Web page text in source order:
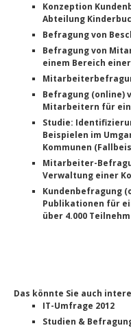
Konzeption
Abteilung
Befragung von
Befragung von
einem Bereich
Befragung (online)
Mitarbeitern für
Studie:
Beispielen im
Kommunen
Mitarbeiter-
Verwaltung einer
Kundenbefragung
Publikationen für
über 4.000
Das könnte Sie auch
IT-Umfrage 2012
Studien &